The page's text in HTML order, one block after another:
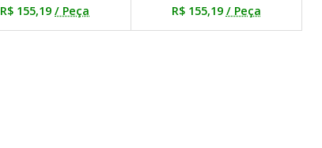
R$ 155,19 / Peça
R$ 155,19 / Peça